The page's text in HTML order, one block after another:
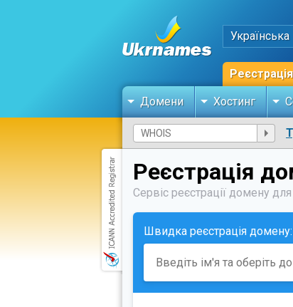
Українська
Домени Хостинг
Реєстрація
Сервіс реєстрації домену
Швидка реєстрація домену: